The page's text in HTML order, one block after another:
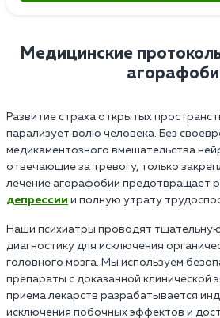
Медицинские
Развитие страха открытых
парализует волю человека. Без
медикаментозного вмешательства
отвечающие за тревогу, только
лечение агорафобии предотвращает
депрессии и полную утрату
Наши психиатры проводят
диагностику для исключения
головного мозга. Мы используем
препараты с доказанной клинической
приема лекарств разрабатывается
исключения побочных эффектов и